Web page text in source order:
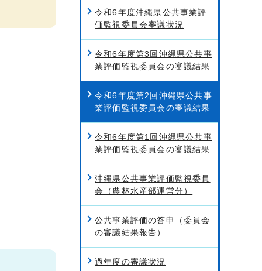
令和6年度沖縄県公共事業評
価監視委員会審議状況
令和6年度第3回沖縄県公共事
業評価監視委員会の審議結果
令和6年度第2回沖縄県公共事
業評価監視委員会の審議結果
令和6年度第1回沖縄県公共事
業評価監視委員会の審議結果
沖縄県公共事業評価監視委員
会（農林水産部運営分）
公共事業評価の答申（委員会
の審議結果報告）
過年度の審議状況